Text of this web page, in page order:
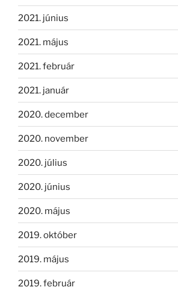
2021. június
2021. május
2021. február
2021. január
2020. december
2020. november
2020. július
2020. június
2020. május
2019. október
2019. május
2019. február